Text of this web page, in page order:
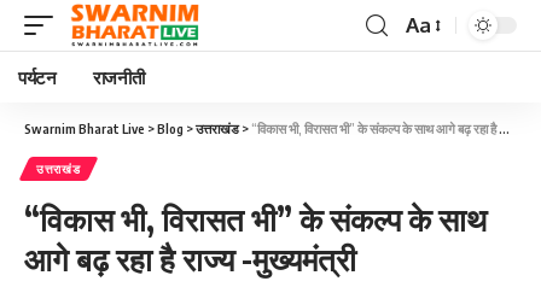
Aa
पर्यटन राजनीती
Swarnim Bharat Live >Blog >उत्तराखंड> “विकास भी, विरासत भी” के संकल्प के साथ आगे बढ़ रहा है राज्य -मुख्यमंत्री
उत्तराखंड
“विकास भी, विरासत भी” के संकल्प के साथ
आगे बढ़ रहा है राज्य -मुख्यमंत्री